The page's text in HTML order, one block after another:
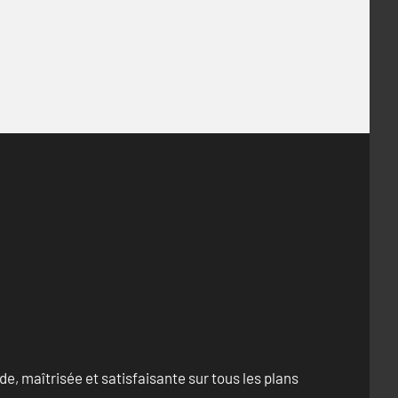
maîtrisée et satisfaisante sur tous les plans